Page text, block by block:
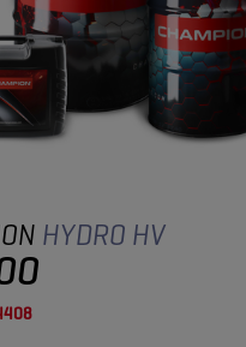
HYDRO HV